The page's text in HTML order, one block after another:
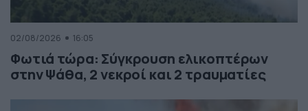
02/08/2026 16:05
Φωτιά τώρα: Σύγκρουση ελικοπτέρων
στην Ψάθα, 2 νεκροί και 2 τραυματίες